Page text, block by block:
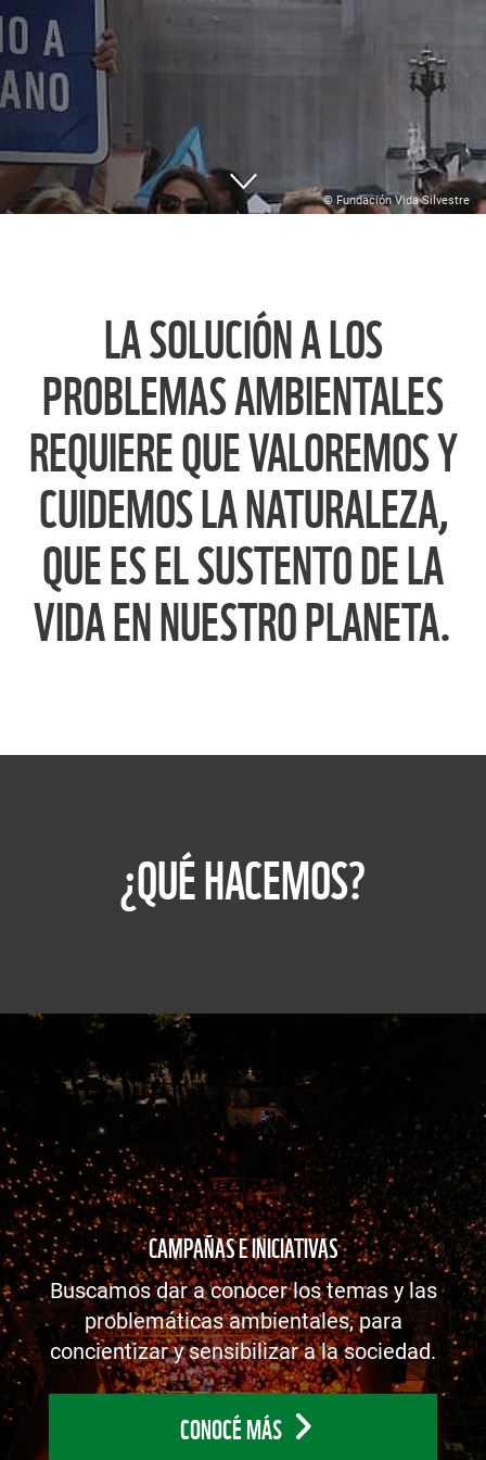
© Fundación Vida Silvestre
LA SOLUCIÓN A LOS
PROBLEMAS AMBIENTALES
REQUIERE QUE VALOREMOS Y
CUIDEMOS LA NATURALEZA,
QUE ES EL SUSTENTO DE LA
VIDA EN NUESTRO PLANETA.
¿QUÉ HACEMOS?
CAMPAÑAS E INICIATIVAS
Buscamos dar a conocer los temas y las
problemáticas ambientales, para
concientizar y sensibilizar a la sociedad.
CONOCÉ MÁS